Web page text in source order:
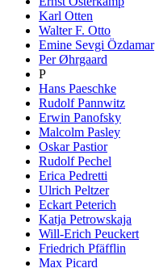
Karl Otten
Walter F. Otto
Emine Sevgi Özdamar
Per Øhrgaard
P
Hans Paeschke
Rudolf Pannwitz
Erwin Panofsky
Malcolm Pasley
Oskar Pastior
Rudolf Pechel
Erica Pedretti
Ulrich Peltzer
Eckart Peterich
Katja Petrowskaja
Will-Erich Peuckert
Friedrich Pfäfflin
Max Picard